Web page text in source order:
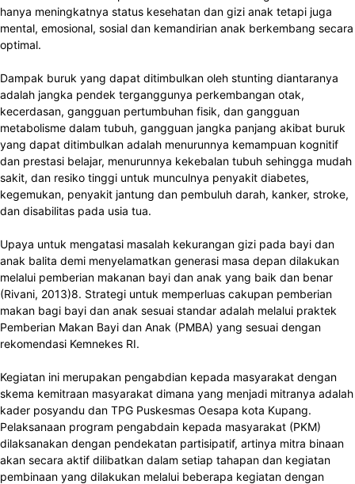
hanya meningkatnya status kesehatan dan gizi anak tetapi juga
mental, emosional, sosial dan kemandirian anak berkembang secara
optimal.
Dampak buruk yang dapat ditimbulkan oleh stunting diantaranya
adalah jangka pendek terganggunya perkembangan otak,
kecerdasan, gangguan pertumbuhan fisik, dan gangguan
metabolisme dalam tubuh, gangguan jangka panjang akibat buruk
yang dapat ditimbulkan adalah menurunnya kemampuan kognitif
dan prestasi belajar, menurunnya kekebalan tubuh sehingga mudah
sakit, dan resiko tinggi untuk munculnya penyakit diabetes,
kegemukan, penyakit jantung dan pembuluh darah, kanker, stroke,
dan disabilitas pada usia tua.
Upaya untuk mengatasi masalah kekurangan gizi pada bayi dan
anak balita demi menyelamatkan generasi masa depan dilakukan
melalui pemberian makanan bayi dan anak yang baik dan benar
(Rivani, 2013)8. Strategi untuk memperluas cakupan pemberian
makan bagi bayi dan anak sesuai standar adalah melalui praktek
Pemberian Makan Bayi dan Anak (PMBA) yang sesuai dengan
rekomendasi Kemnekes RI.
Kegiatan ini merupakan pengabdian kepada masyarakat dengan
skema kemitraan masyarakat dimana yang menjadi mitranya adalah
kader posyandu dan TPG Puskesmas Oesapa kota Kupang.
Pelaksanaan program pengabdain kepada masyarakat (PKM)
dilaksanakan dengan pendekatan partisipatif, artinya mitra binaan
akan secara aktif dilibatkan dalam setiap tahapan dan kegiatan
pembinaan yang dilakukan melalui beberapa kegiatan dengan